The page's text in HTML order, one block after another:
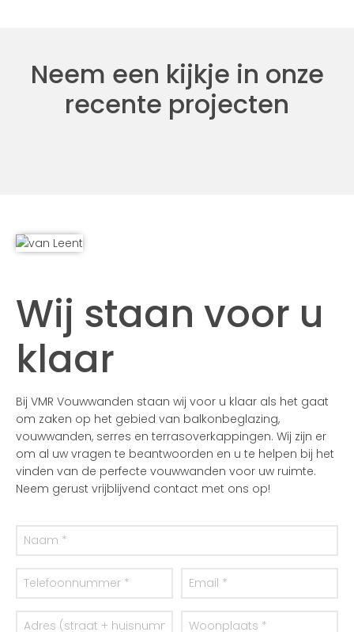
Neem een kijkje in onze
recente projecten
Wij staan voor u
klaar
Bij VMR Vouwwanden staan wij voor u klaar als het gaat
om zaken op het gebied van balkonbeglazing,
vouwwanden, serres en terrasoverkappingen. Wij zijn er
om al uw vragen te beantwoorden en u te helpen bij het
vinden van de perfecte vouwwanden voor uw ruimte.
Neem gerust vrijblijvend contact met ons op!